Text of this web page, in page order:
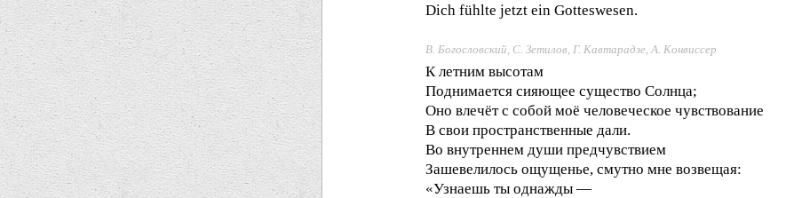
Dich fühlte jetzt ein Gotteswesen.
В. Богословский, С. Зетилов, Г. Кавтарадзе, А. Конвиссер
К летним высотам
Поднимается сияющее существо Солнца;
Оно влечёт с собой моё человеческое чувствование
В свои пространственные дали.
Во внутреннем души предчувствием
Зашевелилось ощущенье, смутно мне возвещая:
«Узнаешь ты однажды —